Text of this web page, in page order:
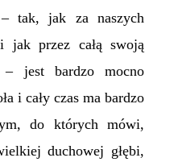
tak, jak za naszych
jak przez całą swoją
– jest bardzo mocno
i cały czas ma bardzo
do których mówi,
duchowej głębi,